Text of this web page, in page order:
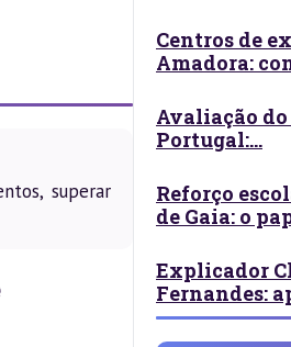
superar
Centros de
Amadora:
Avaliação
Portugal:...
Reforço
de Gaia: o
Explicador
Fernandes: